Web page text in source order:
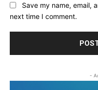
Save my name, email,
next time I comment.
-